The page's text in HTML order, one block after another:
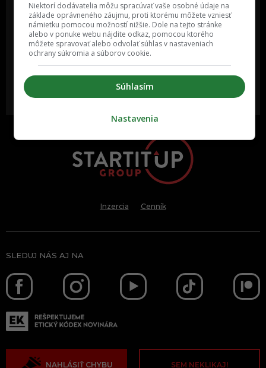
Oslov reklamou viac ako milión
ľudí v rôznych vekových
kategóriách a na rôznych
sociálnych sieťach a nakopni svoj
biznis alebo produkt.
SPOLUPRÁCU
Vieš o niečom zaujímavom alebo
poznáš niekoho, o kom by sme
mali určite napísať?
Inzercia Cenník
SLEDUJ NÁS AJ NA
NAHLÁSIŤ CHYBU SEM NEKLIKAJ!
Niektorí dodávatelia môžu spracúvať vaše osobné údaje na
základe oprávneného záujmu, proti ktorému môžete vzniesť
námietku pomocou možností nižšie. Dole na tejto stránke
alebo v ponuke webu nájdite odkaz, pomocou ktorého
môžete spravovať alebo odvolať súhlas v nastaveniach
ochrany súkromia a súborov cookie.
Súhlasím
Nastavenia